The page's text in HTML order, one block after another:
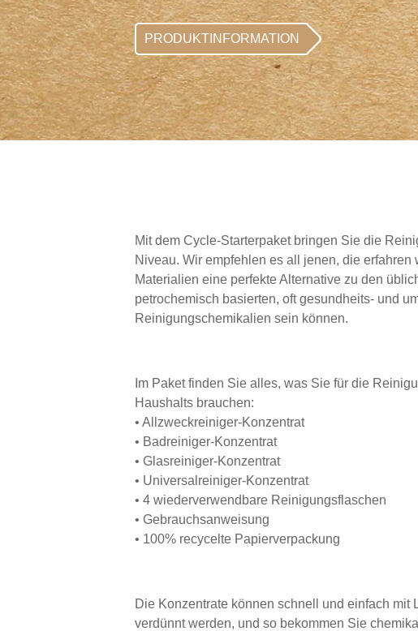
PRODUKTINFORMATION
Mit dem Cycle-Starterpaket bringen Sie die
Niveau. Wir empfehlen es all jenen, die
Materialien eine perfekte Alternative zu den
petrochemisch basierten, oft gesundheits- und
Reinigungschemikalien sein können.
Im Paket finden Sie alles, was Sie für die
Haushalts brauchen:
• Allzweckreiniger-Konzentrat
• Badreiniger-Konzentrat
• Glasreiniger-Konzentrat
• Universalreiniger-Konzentrat
• 4 wiederverwendbare Reinigungsflaschen
• Gebrauchsanweisung
• 100% recycelte Papierverpackung
Die Konzentrate können schnell und einfach mit
verdünnt werden, und so bekommen Sie